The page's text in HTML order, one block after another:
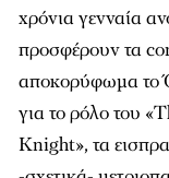
χρόνια γενναία
προσφέρουν τα
αποκορύφωμα το
για το ρόλο του
Knight», τα